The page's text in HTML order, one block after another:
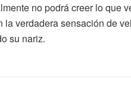
no podrá creer lo que
la verdadera sensación de
su nariz.